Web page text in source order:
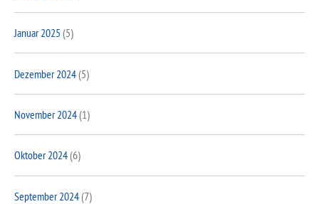
Januar 2025 (5)
Dezember 2024(5)
November 2024(1)
Oktober 2024(6)
September 2024(7)